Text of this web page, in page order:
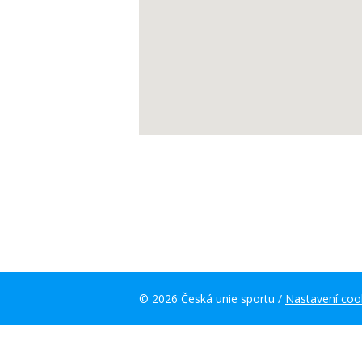
© 2026 Česká unie sportu / Nastavení